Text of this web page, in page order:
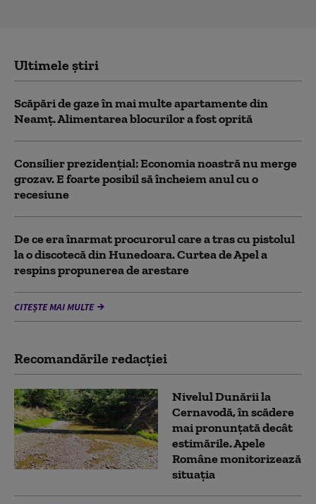
Ultimele știri
Scăpări de gaze în mai multe apartamente din
Neamț. Alimentarea blocurilor a fost oprită
Consilier prezidenţial: Economia noastră nu merge
grozav. E foarte posibil să încheiem anul cu o
recesiune
De ce era înarmat procurorul care a tras cu pistolul
la o discotecă din Hunedoara. Curtea de Apel a
respins propunerea de arestare
CITEȘTE MAI MULTE
Recomandările redacţiei
Nivelul Dunării la
Cernavodă, în scădere
mai pronunțată decât
estimările. Apele
Române monitorizează
situația